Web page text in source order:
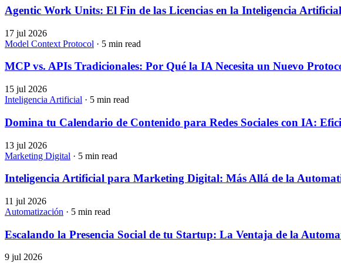
Agentic Work Units: El Fin de las Licencias en la Inteligencia
17 jul 2026
Model Context Protocol · 5 min read
MCP vs. APIs Tradicionales: Por Qué la IA Necesita un Nuevo
15 jul 2026
Inteligencia Artificial · 5 min read
Domina tu Calendario de Contenido para Redes Sociales con IA:
13 jul 2026
Marketing Digital · 5 min read
Inteligencia Artificial para Marketing Digital: Más Allá de la
11 jul 2026
Automatización · 5 min read
Escalando la Presencia Social de tu Startup: La Ventaja de la
9 jul 2026